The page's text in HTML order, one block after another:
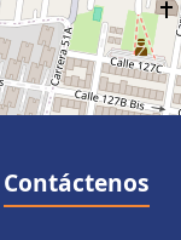
Contáctenos